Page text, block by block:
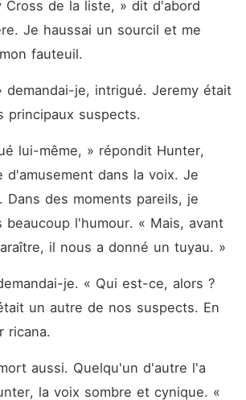
Cross de la liste, » dit d'abord
Je haussai un sourcil et me
fauteuil.
demandai-je, intrigué. Jeremy était
principaux suspects.
lui-même, » répondit Hunter,
d'amusement dans la voix. Je
Dans des moments pareils, je
beaucoup l'humour. « Mais, avant
il nous a donné un tuyau. »
je. « Qui est-ce, alors ?
un autre de nos suspects. En
ricana.
aussi. Quelqu'un d'autre l'a
la voix sombre et cynique. «